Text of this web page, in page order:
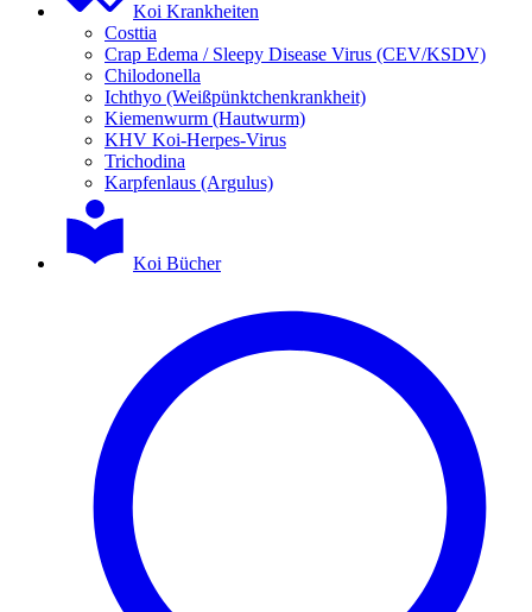
Koi Krankheiten
Costtia
Crap Edema / Sleepy Disease Virus (CEV/KSDV)
Chilodonella
Ichthyo (Weißpünktchenkrankheit)
Kiemenwurm (Hautwurm)
KHV Koi-Herpes-Virus
Trichodina
Karpfenlaus (Argulus)
Koi Bücher